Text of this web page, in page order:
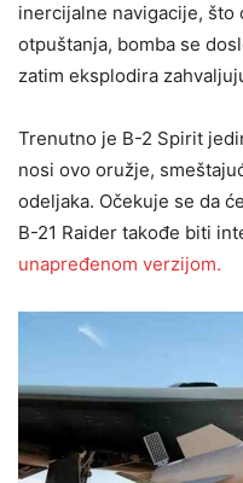
inercijalne navigacije, što
otpuštanja, bomba se
zatim eksplodira
Trenutno je B-2 Spirit
nosi ovo oružje,
odeljaka. Očekuje se da
B-21 Raider takođe biti
unapređenom verzijom.